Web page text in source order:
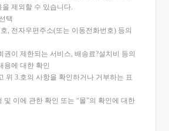
제외할 수 있습니다.
택
, 전자우편주소(또는 이동전화번호) 등의
권이 제한되는 서비스, 배송료?설치비 등의
용에 대한 확인
위 3.호의 사항을 확인하거나 거부하는 표
및 이에 관한 확인 또는 “몰”의 확인에 대한